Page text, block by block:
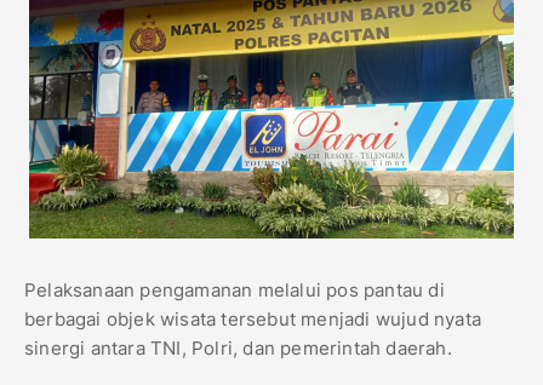
Pelaksanaan pengamanan melalui pos pantau di
berbagai objek wisata tersebut menjadi wujud nyata
sinergi antara TNI, Polri, dan pemerintah daerah.